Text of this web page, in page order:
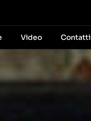
Video Contatti